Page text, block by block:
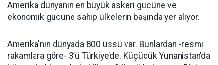
Amerika dünyanın en büyük askeri gücüne ve
ekonomik gücüne sahip ülkelerin başında yer alıyor.
Amerika'nın dünyada 800 üssü var. Bunlardan -resmi
rakamlara göre- 3’ü Türkiye’de. Küçücük Yunanistan’da